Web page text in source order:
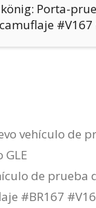
Porta-
#V167
vehículo de
de prueba
#BR167